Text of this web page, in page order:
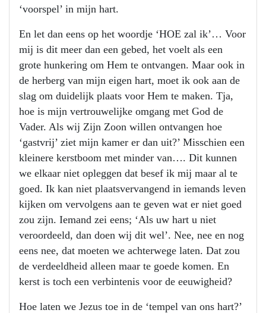
‘voorspel’ in mijn hart.
En let dan eens op het woordje ‘HOE zal ik’… Voor
mij is dit meer dan een gebed, het voelt als een
grote hunkering om Hem te ontvangen. Maar ook in
de herberg van mijn eigen hart, moet ik ook aan de
slag om duidelijk plaats voor Hem te maken. Tja,
hoe is mijn vertrouwelijke omgang met God de
Vader. Als wij Zijn Zoon willen ontvangen hoe
‘gastvrij’ ziet mijn kamer er dan uit?’ Misschien een
kleinere kerstboom met minder van…. Dit kunnen
we elkaar niet opleggen dat besef ik mij maar al te
goed. Ik kan niet plaatsvervangend in iemands leven
kijken om vervolgens aan te geven wat er niet goed
zou zijn. Iemand zei eens; ‘Als uw hart u niet
veroordeeld, dan doen wij dit wel’. Nee, nee en nog
eens nee, dat moeten we achterwege laten. Dat zou
de verdeeldheid alleen maar te goede komen. En
kerst is toch een verbintenis voor de eeuwigheid?
Hoe laten we Jezus toe in de ‘tempel van ons hart?’